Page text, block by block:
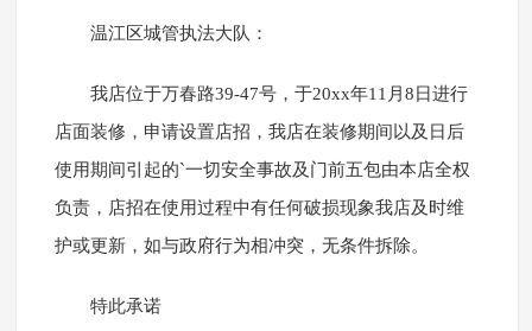
温江区城管执法大队：
我店位于万春路39-47号，于20xx年11月8日进行
店面装修，申请设置店招，我店在装修期间以及日后
使用期间引起的`一切安全事故及门前五包由本店全权
负责，店招在使用过程中有任何破损现象我店及时维
护或更新，如与政府行为相冲突，无条件拆除。
特此承诺